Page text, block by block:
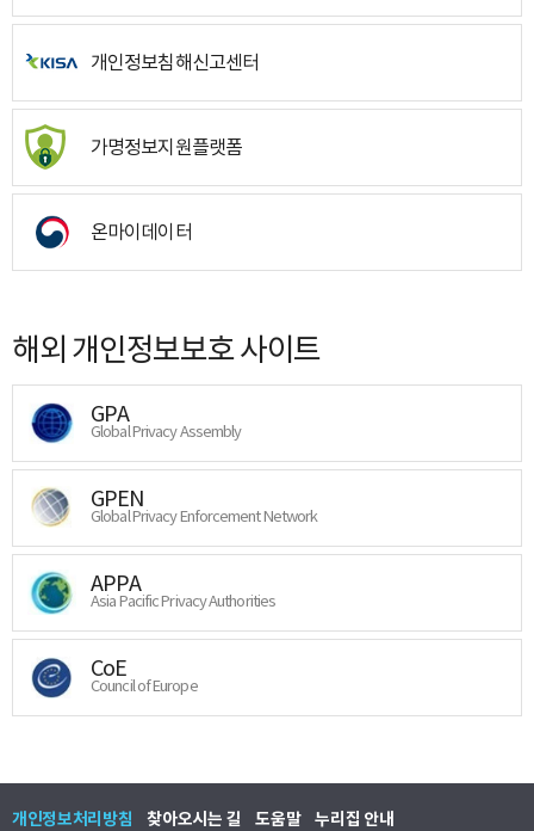
개인정보침해신고센터
가명정보지원플랫폼
온마이데이터
해외 개인정보보호 사이트
GPA
Global Privacy Assembly
GPEN
Global Privacy Enforcement Network
APPA
Asia Pacific Privacy Authorities
CoE
Council of Europe
개인정보처리방침 찾아오시는 길 도움말 누리집 안내